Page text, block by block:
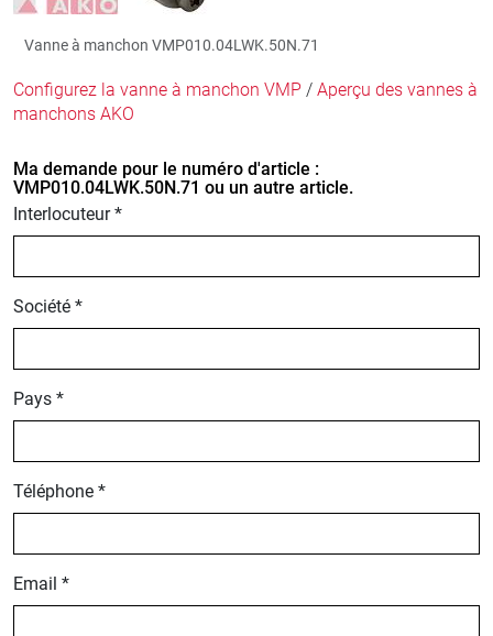
Vanne à manchon VMP010.04LWK.50N.71
Configurez la vanne à manchon VMP / Aperçu des vannes à
manchons AKO
Ma demande pour le numéro d'article :
VMP010.04LWK.50N.71 ou un autre article.
Interlocuteur *
Société *
Pays *
Téléphone *
Email *